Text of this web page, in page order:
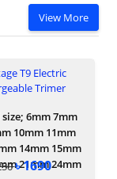
View More
6mm 7mm
10mm 11mm
14mm 15mm
21mm 24mm
৳ 1690